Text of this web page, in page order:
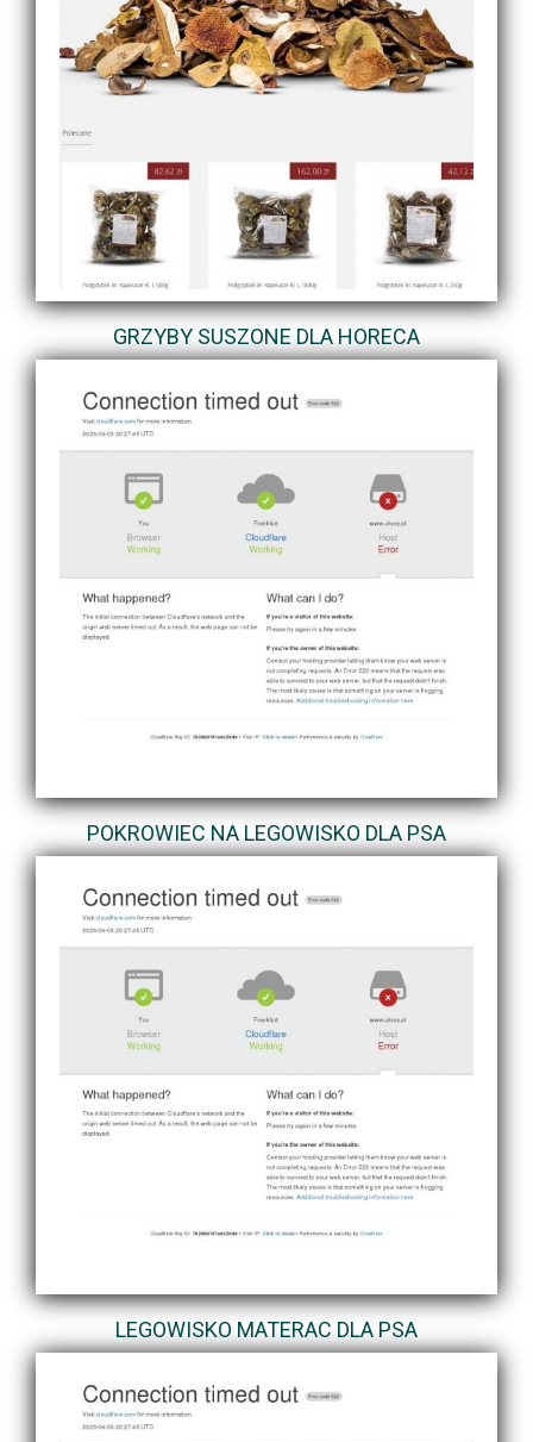
GRZYBY SUSZONE DLA HORECA
POKROWIEC NA LEGOWISKO DLA PSA
LEGOWISKO MATERAC DLA PSA